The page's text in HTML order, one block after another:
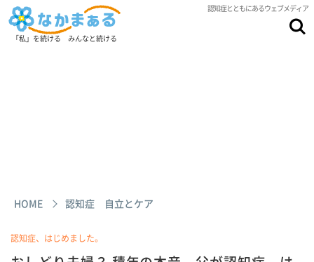
認知症とともにあるウェブメディア
「私」を続ける みんなと続ける
HOME 認知症 自立とケア
認知症、はじめました。